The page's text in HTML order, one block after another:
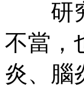
研究
不當，
炎、腦